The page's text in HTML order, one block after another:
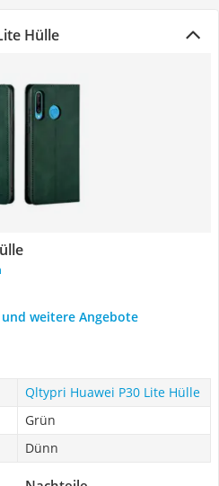
Hülle
weitere Angebote
Qltypri Huawei P30 Lite Hülle
Grün
Dünn